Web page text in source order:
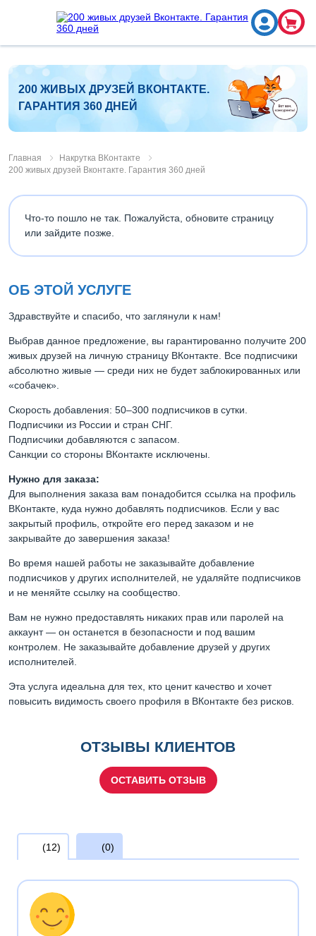
200 ЖИВЫХ ДРУЗЕЙ ВКОНТАКТЕ.
ГАРАНТИЯ 360 ДНЕЙ
Главная
Накрутка ВКонтакте
200 живых друзей Вконтакте. Гарантия 360 дней
Что-то пошло не так. Пожалуйста, обновите страницу
или зайдите позже.
ОБ ЭТОЙ УСЛУГЕ
Здравствуйте и спасибо, что заглянули к нам!
Выбрав данное предложение, вы гарантированно получите 200
живых друзей на личную страницу ВКонтакте. Все подписчики
абсолютно живые — среди них не будет заблокированных или
«собачек».
Скорость добавления: 50–300 подписчиков в сутки.
Подписчики из России и стран СНГ.
Подписчики добавляются с запасом.
Санкции со стороны ВКонтакте исключены.
Нужно для заказа:
Для выполнения заказа вам понадобится ссылка на профиль
ВКонтакте, куда нужно добавлять подписчиков. Если у вас
закрытый профиль, откройте его перед заказом и не
закрывайте до завершения заказа!
Во время нашей работы не заказывайте добавление
подписчиков у других исполнителей, не удаляйте подписчиков
и не меняйте ссылку на сообщество.
Вам не нужно предоставлять никаких прав или паролей на
аккаунт — он останется в безопасности и под вашим
контролем. Не заказывайте добавление друзей у других
исполнителей.
Эта услуга идеальна для тех, кто ценит качество и хочет
повысить видимость своего профиля в ВКонтакте без рисков.
ОТЗЫВЫ КЛИЕНТОВ
ОСТАВИТЬ ОТЗЫВ
(12) (0)